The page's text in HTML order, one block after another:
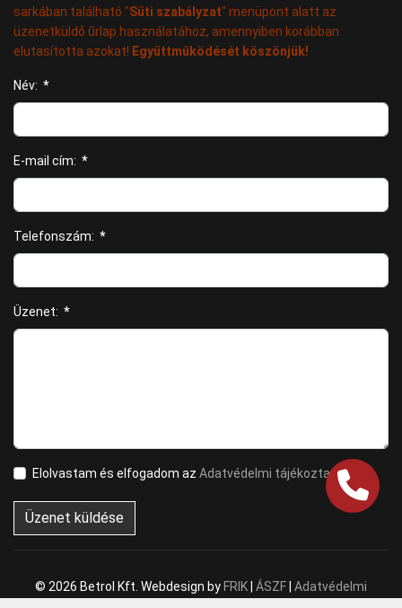
sarkában található "Süti szabályzat" menüpont alatt az
üzenetküldő űrlap használatához, amennyiben korábban
elutasította azokat! Együttműködését köszönjük!
Név: *
E-mail cím: *
Telefonszám: *
Üzenet: *
Elolvastam és elfogadom az Adatvédelmi tájékoztatót
Üzenet küldése
© 2026 Betrol Kft. Webdesign by FRIK ÁSZF Adatvédelmi